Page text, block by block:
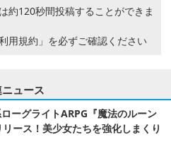
約120秒間投稿することができま
利用規約」 を必ずご確認ください
ュース
ローグライトARPG『魔法のルーン
ース！美少女たちを強化しまくり